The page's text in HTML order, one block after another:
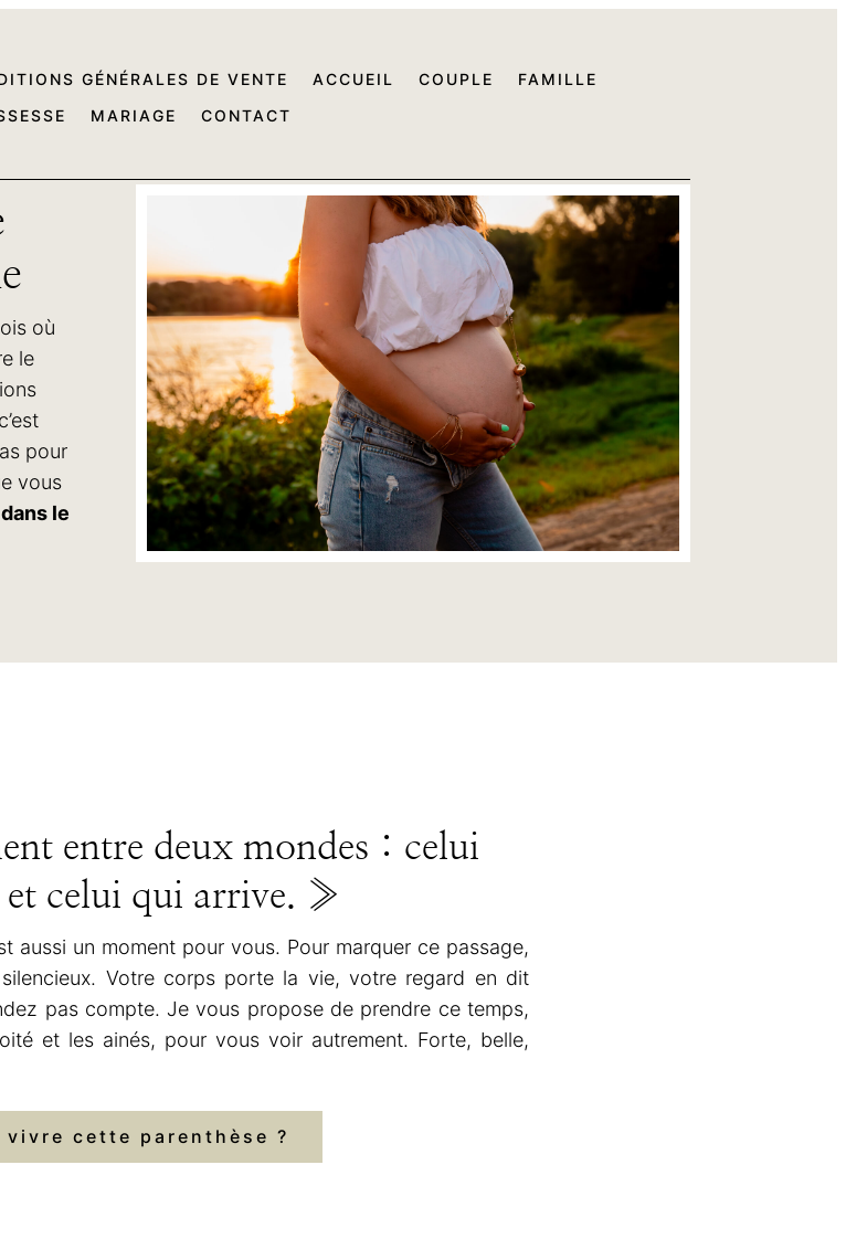
GÉNÉRALES DE VENTE ACCUEIL COUPLE
FAMILLE
MARIAGE CONTACT
où
le
pour
vous
le
entre deux mondes : celui
et celui qui arrive. »
aussi un moment pour vous. Pour marquer ce passage,
Votre corps porte la vie, votre regard en dit
pas compte. Je vous propose de prendre ce temps,
et les ainés, pour vous voir autrement. Forte, belle,
vivre cette parenthèse ?